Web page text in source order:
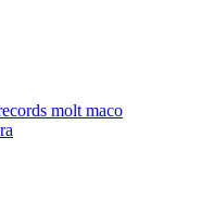
molt maco